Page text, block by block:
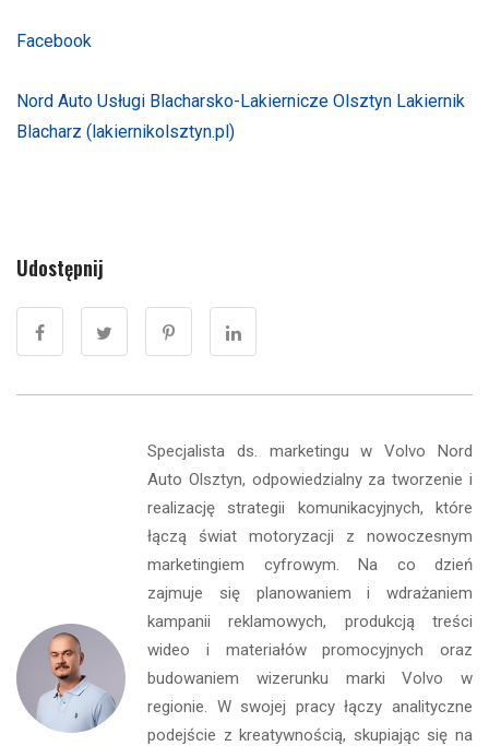
Facebook
Nord Auto Usługi Blacharsko-Lakiernicze Olsztyn Lakiernik
Blacharz (lakiernikolsztyn.pl)
Udostępnij
Specjalista ds. marketingu w Volvo Nord
Auto Olsztyn, odpowiedzialny za tworzenie i
realizację strategii komunikacyjnych, które
łączą świat motoryzacji z nowoczesnym
marketingiem cyfrowym. Na co dzień
zajmuje się planowaniem i wdrażaniem
kampanii reklamowych, produkcją treści
wideo i materiałów promocyjnych oraz
budowaniem wizerunku marki Volvo w
regionie. W swojej pracy łączy analityczne
podejście z kreatywnością, skupiając się na